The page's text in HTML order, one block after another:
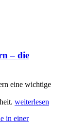
– die
eine wichtige
weiterlesen